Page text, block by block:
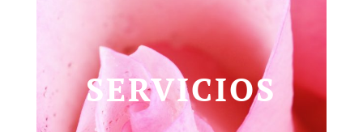
SERVICIOS